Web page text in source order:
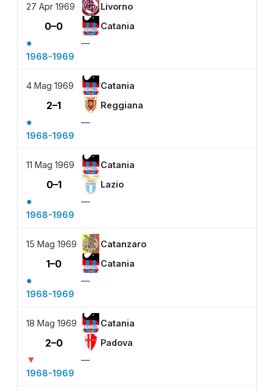
27 Apr 1969 Livorno
0–0 Catania
●
—
1968-1969
4 Mag 1969 Catania
2–1 Reggiana
●
—
1968-1969
11 Mag 1969 Catania
0–1 Lazio
●
—
1968-1969
15 Mag 1969 Catanzaro
1–0 Catania
●
—
1968-1969
18 Mag 1969 Catania
2–0 Padova
▼
—
1968-1969